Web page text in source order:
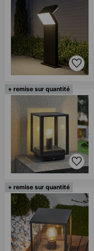
+ remise sur quantité
+ remise sur quantité